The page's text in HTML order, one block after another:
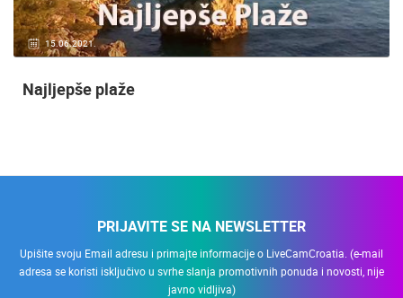
15.06.2021.
Najljepše plaže
PRIJAVITE SE NA NEWSLETTER
Upišite svoju Email adresu i primajte informacije o LiveCamCroatia. (e-mail
adresa se koristi isključivo u svrhe slanja promotivnih ponuda i novosti, nije
javno vidljiva)